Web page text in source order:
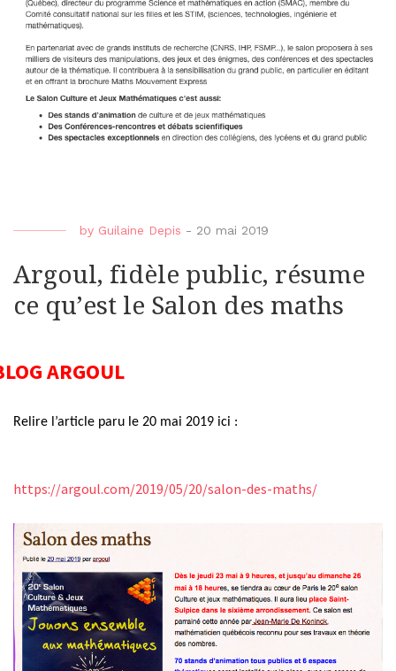
by Guilaine Depis - 20 mai 2019
Argoul, fidèle public, résume
ce qu’est le Salon des maths
ARGOUL
Relire l’article paru le 20 mai 2019 ici :
https://argoul.com/2019/05/20/salon-des-maths/